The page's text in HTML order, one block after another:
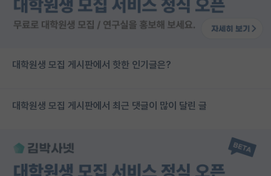
대학원생 모집 게시판에서 핫한 인기글은?
대학원생 모집 게시판에서 최근 댓글이 많이 달린 글